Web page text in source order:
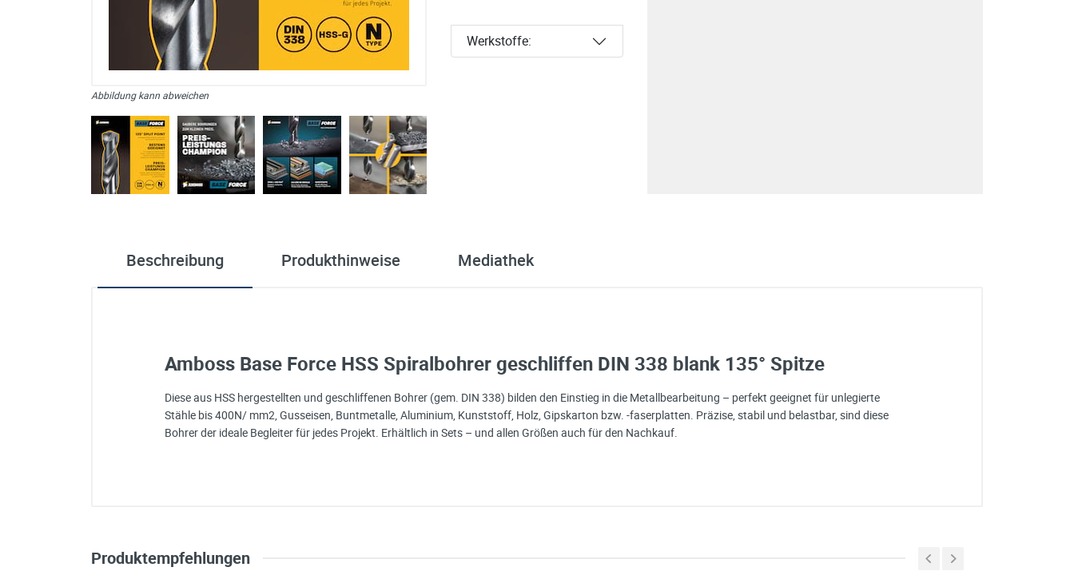
Abbildung kann abweichen
Werkstoffe:
Beschreibung Produkthinweise Mediathek
Amboss Base Force HSS Spiralbohrer geschliffen DIN 338 blank 135° Spitze
Diese aus HSS hergestellten und geschliffenen Bohrer (gem. DIN 338) bilden den Einstieg in die Metallbearbeitung – perfekt geeignet für unlegierte
Stähle bis 400N/ mm2, Gusseisen, Buntmetalle, Aluminium, Kunststoff, Holz, Gipskarton bzw. -faserplatten. Präzise, stabil und belastbar, sind diese
Bohrer der ideale Begleiter für jedes Projekt. Erhältlich in Sets – und allen Größen auch für den Nachkauf.
Innovativ
Produktempfehlungen